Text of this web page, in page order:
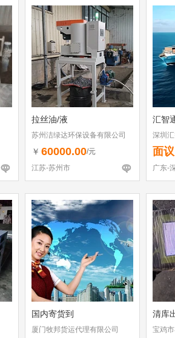
拉丝油/液
苏州洁绿达环保设备有限公司
￥ 60000.00/元
江苏-苏州市
汇
深圳
司
面议
广东-
国内寄货到
厦门牧邦货运代理有限公司
清库
宝鸡